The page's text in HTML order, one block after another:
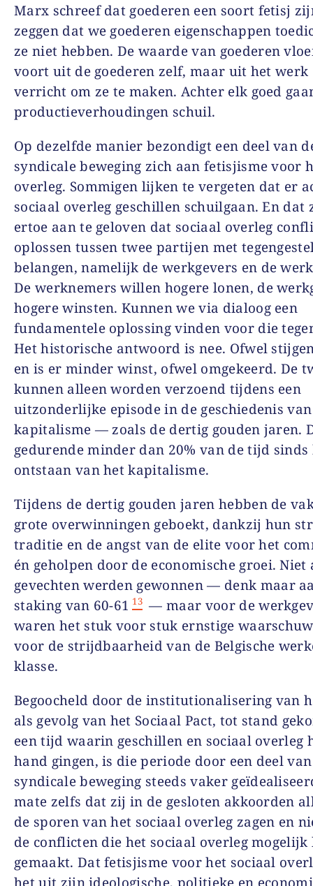
Marx schreef dat goederen een soort fetisj
zeggen dat we goederen eigenschappen
ze niet hebben. De waarde van goederen
voort uit de goederen zelf, maar uit het werk
verricht om ze te maken. Achter elk goed
productieverhoudingen schuil.
Op dezelfde manier bezondigt een deel van
syndicale beweging zich aan fetisjisme voor
overleg. Sommigen lijken te vergeten dat er
sociaal overleg geschillen schuilgaan. En dat
ertoe aan te geloven dat sociaal overleg
oplossen tussen twee partijen met
belangen, namelijk de werkgevers en de
De werknemers willen hogere lonen, de
hogere winsten. Kunnen we via dialoog een
fundamentele oplossing vinden voor die
Het historische antwoord is nee. Ofwel
en is er minder winst, ofwel omgekeerd. De
kunnen alleen worden verzoend tijdens een
uitzonderlijke episode in de geschiedenis
kapitalisme — zoals de dertig gouden jaren.
gedurende minder dan 20% van de tijd sinds
ontstaan van het kapitalisme.
Tijdens de dertig gouden jaren hebben de
grote overwinningen geboekt, dankzij hun
traditie en de angst van de elite voor het
én geholpen door de economische groei. Niet
gevechten werden gewonnen — denk maar
staking van 60-61 13 — maar voor de
waren het stuk voor stuk ernstige
voor de strijdbaarheid van de Belgische
klasse.
Begoocheld door de institutionalisering van
als gevolg van het Sociaal Pact, tot stand
een tijd waarin geschillen en sociaal overleg
hand gingen, is die periode door een deel
syndicale beweging steeds vaker
mate zelfs dat zij in de gesloten akkoorden
de sporen van het sociaal overleg zagen en
de conflicten die het sociaal overleg mogelijk
gemaakt. Dat fetisj­isme voor het sociaal
het uit zijn ideologische, politieke en